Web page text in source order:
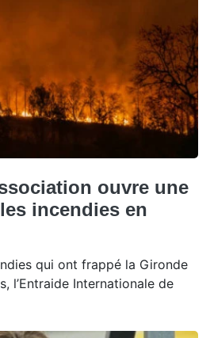
ouvre une
incendies en
qui ont frappé la Gironde
l’Entraide Internationale de